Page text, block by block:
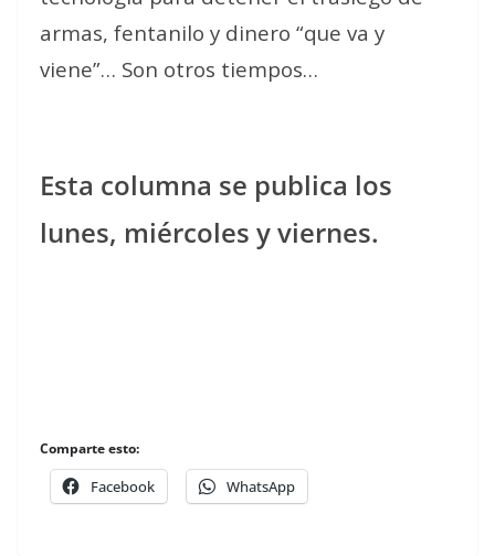
armas, fentanilo y dinero “que va y
viene”… Son otros tiempos…
Esta columna se publica los
lunes, miércoles y viernes.
Comparte esto:
Facebook WhatsApp